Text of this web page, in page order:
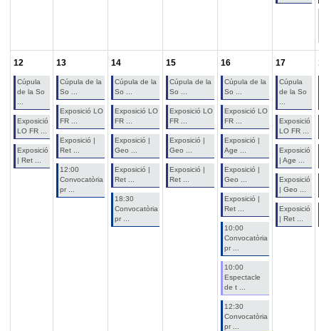
12
Cúpula
de la So
Exposició
LO FR ...
Exposició
| Ret ...
13
Cúpula de la
So ...
Exposició LO
FR ...
Exposició |
Ret ...
12:00
Convocatòria
pr ...
14
Cúpula de la
So ...
Exposició LO
FR ...
Exposició |
Geo ...
Exposició |
Ret ...
18:30
Convocatòria
pr ...
15
Cúpula de la
So ...
Exposició LO
FR ...
Exposició |
Geo ...
Exposició |
Ret ...
16
Cúpula de la
So ...
Exposició LO
FR ...
Exposició |
Age ...
Exposició |
Geo ...
Exposició |
Ret ...
10:00
Convocatòria
pr ...
10:00
Espectacle
de t ...
12:30
Convocatòria
pr ...
17
Cúpula
de la So
Exposició
LO FR ...
Exposició
| Age ...
Exposició
| Geo ...
Exposició
| Ret ...